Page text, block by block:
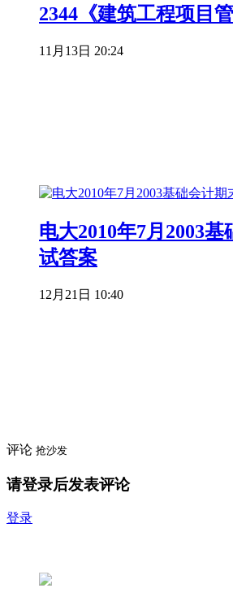
2344《建筑工程项目
11月13日 20:24
电大2010年7月2003
试答案
12月21日 10:40
评论 抢沙发
请登录后发表评论
登录